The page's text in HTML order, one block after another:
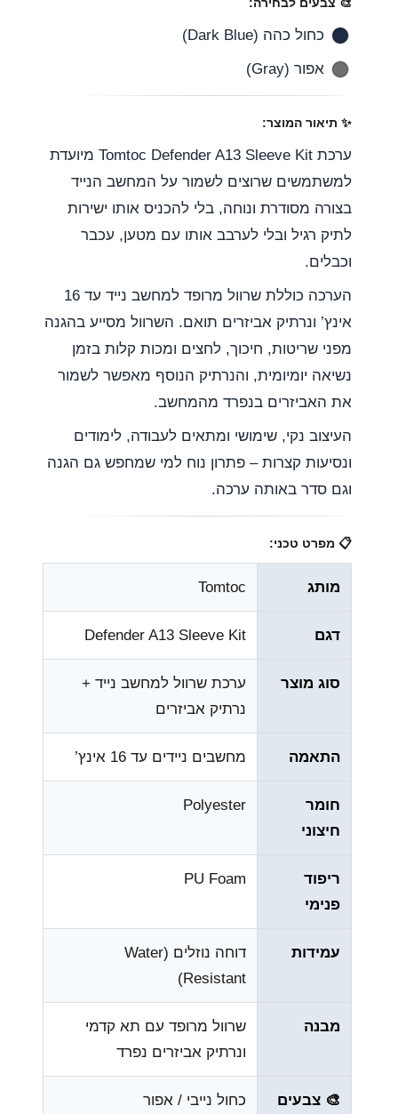
כחול כהה (Dark Blue)
אפור (Gray)
✨️ תיאור המוצר:
ערכת Tomtoc Defender A13 Sleeve Kit מיועדת
למשתמשים שרוצים לשמור על המחשב הנייד
בצורה מסודרת ונוחה, בלי להכניס אותו ישירות
לתיק רגיל ובלי לערבב אותו עם מטען, עכבר
וכבלים.
הערכה כוללת שרוול מרופד למחשב נייד עד 16
אינץ’ ונרתיק אביזרים תואם. השרוול מסייע בהגנה
מפני שריטות, חיכוך, לחצים ומכות קלות בזמן
נשיאה יומיומית, והנרתיק הנוסף מאפשר לשמור
את האביזרים בנפרד מהמחשב.
העיצוב נקי, שימושי ומתאים לעבודה, לימודים
ונסיעות קצרות – פתרון נוח למי שמחפש גם הגנה
וגם סדר באותה ערכה.
📋 מפרט טכני:
מותג Tomtoc
דגם Defender A13 Sleeve Kit
סוג מוצר
ערכת שרוול למחשב נייד +
נרתיק אביזרים
התאמה מחשבים ניידים עד 16 אינץ’
חומר
חיצוני
Polyester
ריפוד
פנימי
PU Foam
עמידות
דוחה נוזלים (Water
Resistant)
מבנה
שרוול מרופד עם תא קדמי
ונרתיק אביזרים נפרד
🎨 צבעים כחול נייבי / אפור